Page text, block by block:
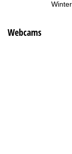
Webcams